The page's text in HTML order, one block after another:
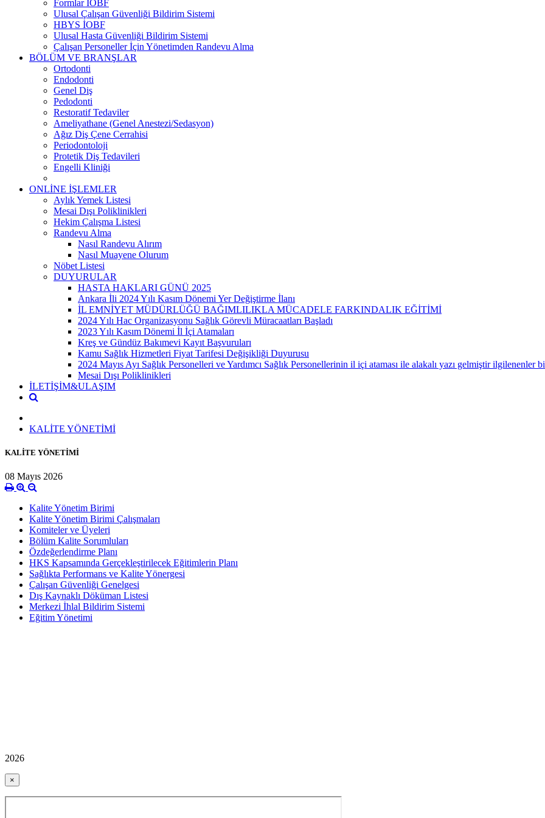
Formlar İOBF
Ulusal Çalışan Güvenliği Bildirim Sistemi
HBYS İOBF
Ulusal Hasta Güvenliği Bildirim Sistemi
Çalışan Personeller İçin Yönetimden Randevu Alma
BÖLÜM VE BRANŞLAR
Ortodonti
Endodonti
Genel Diş
Pedodonti
Restoratif Tedaviler
Ameliyathane (Genel Anestezi/Sedasyon)
Ağız Diş Çene Cerrahisi
Periodontoloji
Protetik Diş Tedavileri
Engelli Kliniği
ONLİNE İŞLEMLER
Aylık Yemek Listesi
Mesai Dışı Poliklinikleri
Hekim Çalışma Listesi
Randevu Alma
Nasıl Randevu Alırım
Nasıl Muayene Olurum
Nöbet Listesi
DUYURULAR
HASTA HAKLARI GÜNÜ 2025
Ankara İli 2024 Yılı Kasım Dönemi Yer Değiştirme İlanı
İL EMNİYET MÜDÜRLÜĞÜ BAĞIMLILIKLA MÜCADELE FARKINDALIK EĞİTİMİ
2024 Yılı Hac Organizasyonu Sağlık Görevli Müracaatları Başladı
2023 Yılı Kasım Dönemi İl İçi Atamaları
Kreş ve Gündüz Bakımevi Kayıt Başvuruları
Kamu Sağlık Hizmetleri Fiyat Tarifesi Değişikliği Duyurusu
2024 Mayıs Ayı Sağlık Personelleri ve Yardımcı Sağlık Personellerinin il içi ataması ile alakalı yazı gelmiştir
Mesai Dışı Poliklinikleri
İLETİŞİM&ULAŞIM
KALİTE YÖNETİMİ
KALİTE YÖNETİMİ
08 Mayıs 2026
Kalite Yönetim Birimi
Kalite Yönetim Birimi Çalışmaları
Komiteler ve Üyeleri
Bölüm Kalite Sorumluları
Özdeğerlendirme Planı
HKS Kapsamında Gerçekleştirilecek Eğitimlerin Planı
Sağlıkta Performans ve Kalite Yönergesi
Çalışan Güvenliği Genelgesi
Dış Kaynaklı Döküman Listesi
Merkezi İhlal Bildirim Sistemi
Eğitim Yönetimi
2026
×